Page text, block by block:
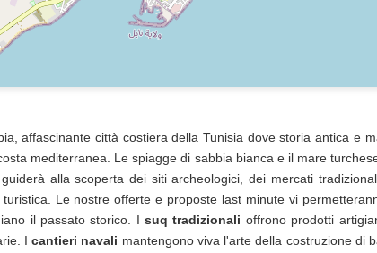
affascinante città costiera della Tunisia dove storia antica e
mediterranea. Le spiagge di sabbia bianca e il mare
alla scoperta dei siti archeologici, dei mercati
Le nostre offerte e proposte last minute vi
il passato storico. Isuq tradizionali offrono prodotti
Icantieri navali mantengono viva l'arte della costruzione di